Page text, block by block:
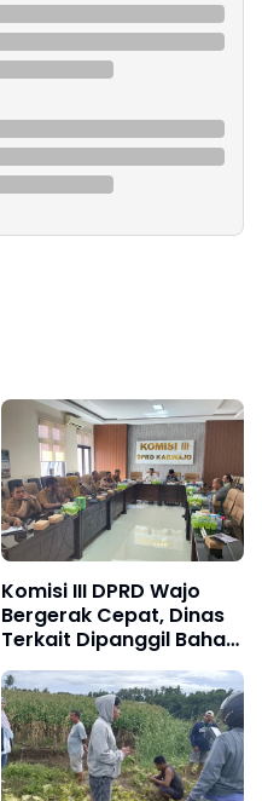
Komisi III DPRD Wajo
Bergerak Cepat, Dinas
Terkait Dipanggil Bahas
Pelanggaran Sempadan
Jalan